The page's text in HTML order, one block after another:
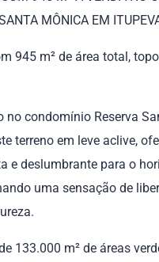
MÔNICA EM
945 m² de área total,
no condomínio Reserva
terreno em leve aclive,
e deslumbrante para o
uma sensação de
133.000 m² de áreas